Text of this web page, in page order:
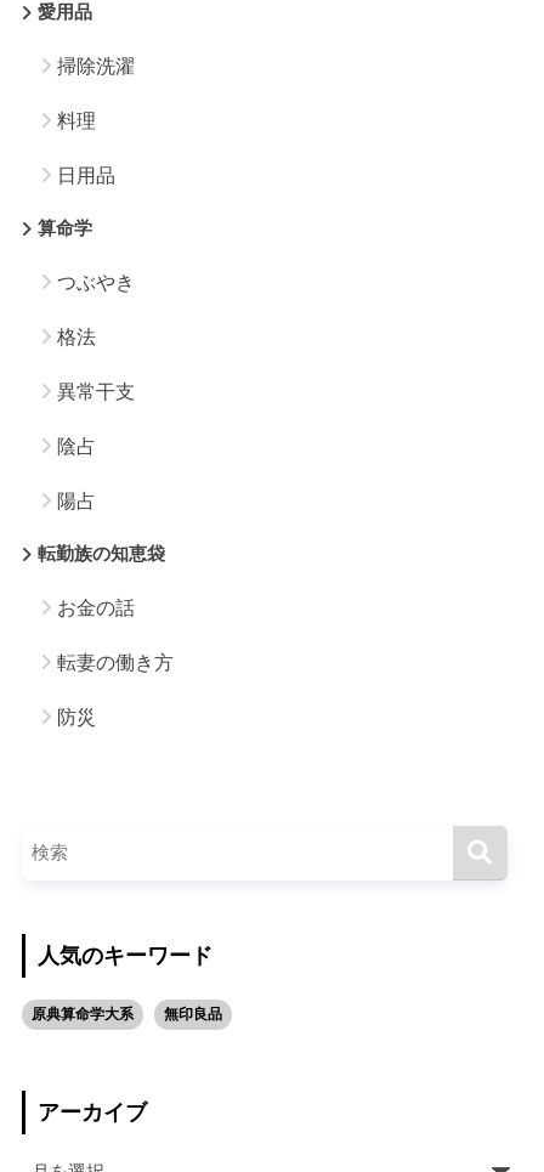
愛用品
掃除洗濯
料理
日用品
算命学
つぶやき
格法
異常干支
陰占
陽占
転勤族の知恵袋
お金の話
転妻の働き方
防災
人気のキーワード
原典算命学大系 無印良品
アーカイブ